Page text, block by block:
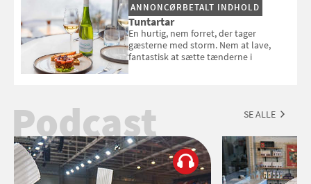
ANNONCØRBETALT INDHOLD
Tuntartar
En hurtig, nem forret, der tager
gæsterne med storm. Nem at lave,
fantastisk at sætte tænderne i
Podcast SE ALLE